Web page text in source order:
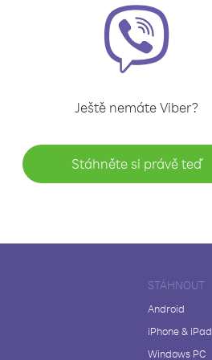
Ještě nemáte Viber?
Stáhněte si právě teď
STÁHNOUT
Android
iPhone & iPad
Windows PC